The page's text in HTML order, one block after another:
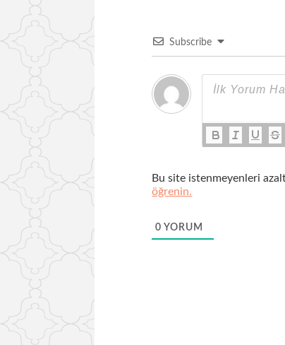
Subscribe
Bu site istenmeyenleri
öğrenin.
0 YORUM